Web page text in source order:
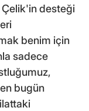
Çelik'in desteği
benim için
sadece
bugün